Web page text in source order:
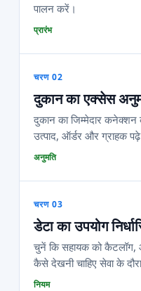
पालन करें।
प्रारंभ
चरण 02
दुकान का एक्सेस
दुकान का जिम्मेदार कनेक्शन
उत्पाद, ऑर्डर और ग्राहक
अनुमति
चरण 03
डेटा का उपयोग
चुनें कि सहायक को कैटलॉग,
कैसे देखनी चाहिए सेवा के
नियम